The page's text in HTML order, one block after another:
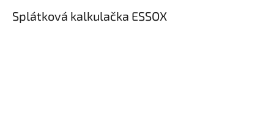
Splátková kalkulačka ESSOX